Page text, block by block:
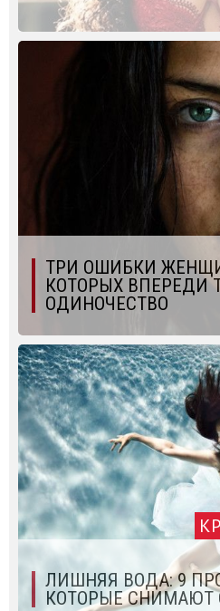
ТРИ ОШИБКИ
КОТОРЫХ ВПЕРЕДИ
ОДИНОЧЕСТВО
ЛИШНЯЯ ВОДА: 9
КОТОРЫЕ СНИМАЮТ